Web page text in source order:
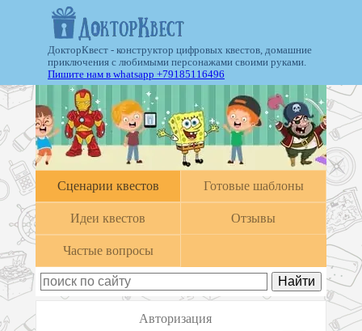
ДокторКвест - конструктор цифровых квестов, домашние
приключения с любимыми персонажами своими руками.
Пишите нам в whatsapp +79185116496
Cценарии квестов Готовые шаблоны
Идеи квестов Отзывы
Частые вопросы
Авторизация